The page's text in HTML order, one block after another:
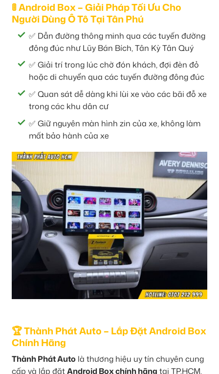
🚦 Android Box – Giải Pháp Tối Ưu Cho
Người Dùng Ô Tô Tại Tân Phú
✅ Dẫn đường thông minh qua các tuyến đường
đông đúc như Lũy Bán Bích, Tân Kỳ Tân Quý
✅ Giải trí trong lúc chờ đón khách, đợi đèn đỏ
hoặc di chuyển qua các tuyến đường đông đúc
✅ Quan sát dễ dàng khi lùi xe vào các bãi đỗ xe
trong các khu dân cư
✅ Giữ nguyên màn hình zin của xe, không làm
mất bảo hành của xe
🏆 Thành Phát Auto – Lắp Đặt Android Box
Chính Hãng
Thành Phát Auto là thương hiệu uy tín chuyên cung
cấp và lắp đặtAndroid Box chính hãng tại TP.HCM.